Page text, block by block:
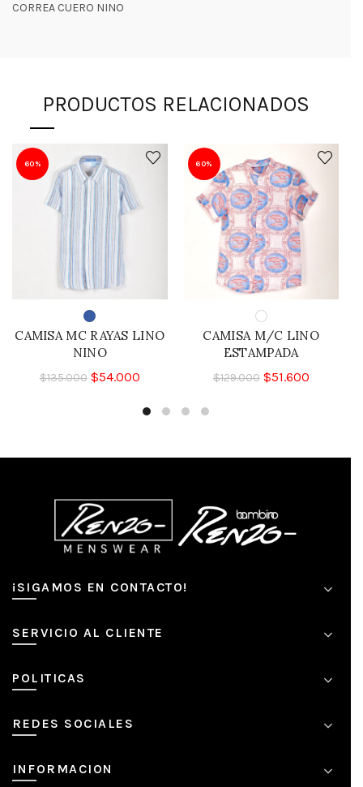
CORREA CUERO NINO
PRODUCTOS RELACIONADOS
60%
CAMISA MC RAYAS LINO
NINO
$135.000 $54.000
60%
CAMISA M/C LINO
ESTAMPADA
$129.000 $51.600
¡SIGAMOS EN CONTACTO!
SERVICIO AL CLIENTE
POLITICAS
REDES SOCIALES
INFORMACION